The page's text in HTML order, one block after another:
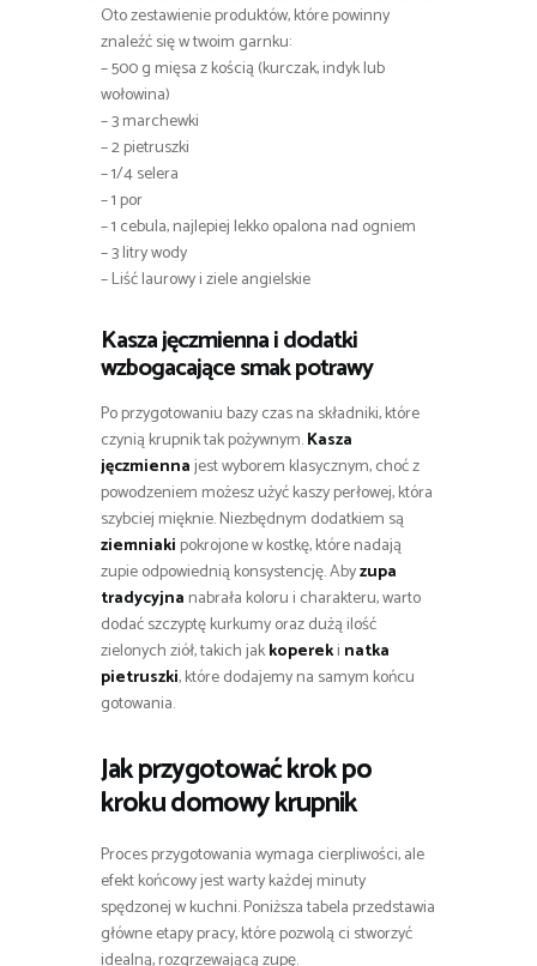
Oto zestawienie produktów, które powinny
znaleźć się w twoim garnku:
– 500 g mięsa z kością (kurczak, indyk lub
wołowina)
– 3 marchewki
– 2 pietruszki
– 1/4 selera
– 1 por
– 1 cebula, najlepiej lekko opalona nad ogniem
– 3 litry wody
– Liść laurowy i ziele angielskie
Kasza jęczmienna i dodatki
wzbogacające smak potrawy
Po przygotowaniu bazy czas na składniki, które
czynią krupnik tak pożywnym.Kasza
jęczmiennajest wyborem klasycznym, choć z
powodzeniem możesz użyć kaszy perłowej, która
szybciej mięknie. Niezbędnym dodatkiem są
ziemniaki pokrojone w kostkę, które nadają
zupie odpowiednią konsystencję. Abyzupa
tradycyjna nabrała koloru i charakteru, warto
dodać szczyptę kurkumy oraz dużą ilość
zielonych ziół, takich jakkopereki natka
pietruszki, które dodajemy na samym końcu
gotowania.
Jak przygotować krok po
kroku domowy krupnik
Proces przygotowania wymaga cierpliwości, ale
efekt końcowy jest warty każdej minuty
spędzonej w kuchni. Poniższa tabela przedstawia
główne etapy pracy, które pozwolą ci stworzyć
idealną, rozgrzewającą zupę.